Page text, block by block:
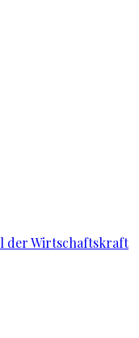
der Wirtschaftskraft